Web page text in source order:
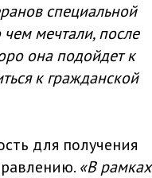
специальной
мечтали, после
она подойдет к
к гражданской
для получения
«В рамках